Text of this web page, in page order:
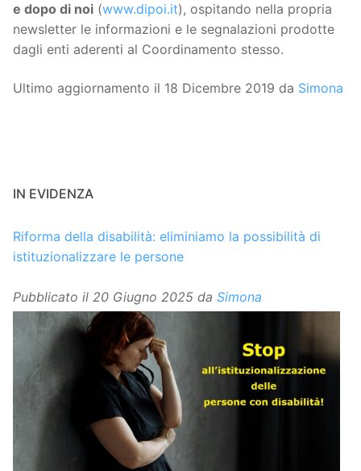
e dopo di noi (www.dipoi.it), ospitando nella propria
newsletter le informazioni e le segnalazioni prodotte
dagli enti aderenti al Coordinamento stesso.
Ultimo aggiornamento il 18 Dicembre 2019 da Simona
IN EVIDENZA
Riforma della disabilità: eliminiamo la possibilità di
istituzionalizzare le persone
Pubblicato il 20 Giugno 2025 da Simona